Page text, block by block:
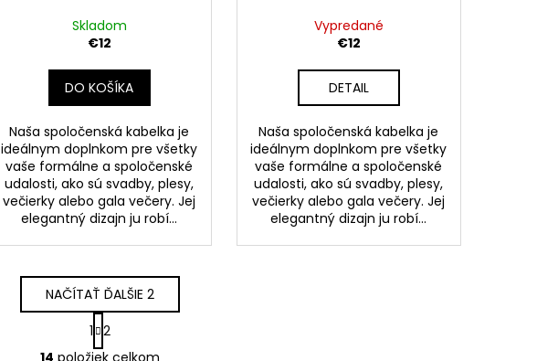
Skladom
€12
DO KOŠÍKA
Naša spoločenská kabelka je
ideálnym doplnkom pre všetky
vaše formálne a spoločenské
udalosti, ako sú svadby, plesy,
večierky alebo gala večery. Jej
elegantný dizajn ju robí...
Vypredané
€12
DETAIL
Naša spoločenská kabelka je
ideálnym doplnkom pre všetky
vaše formálne a spoločenské
udalosti, ako sú svadby, plesy,
večierky alebo gala večery. Jej
elegantný dizajn ju robí...
O
NAČÍTAŤ ĎALŠIE 2
S
t
r
1 2
14 položiek celkom